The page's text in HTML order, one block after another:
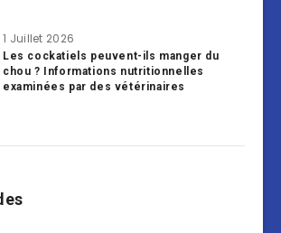
1 Juillet 2026
Les cockatiels peuvent-ils manger du
chou ? Informations nutritionnelles
examinées par des vétérinaires